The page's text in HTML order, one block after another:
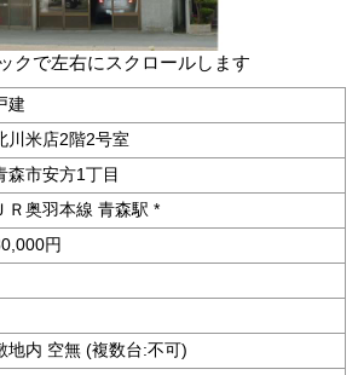
クで左右にスクロールします
建
川米店2階2号室
森市安方1丁目
Ｒ奥羽本線 青森駅 *
円
地内 空無 (複数台:不可)